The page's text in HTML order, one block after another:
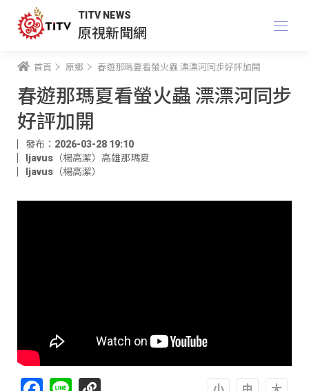
TITV NEWS
原視新聞網
首頁 原鄉 春遊那瑪夏看螢火蟲 漂漂河同步好評加開
春遊那瑪夏看螢火蟲 漂漂河同步
好評加開
發布：2026-03-28 19:10
ljavus（楊高潔）高雄那瑪夏
ljavus（楊高潔）
Facebook
Line